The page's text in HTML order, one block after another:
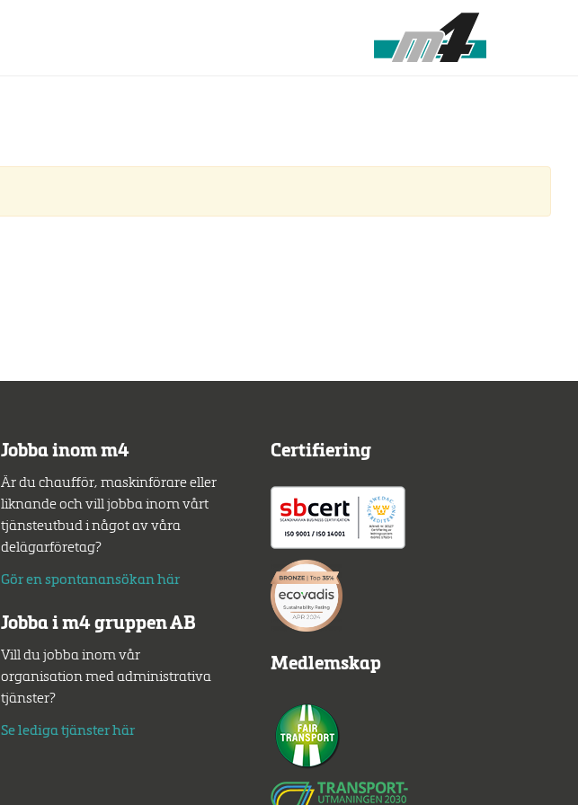
Jobba inom m4
Är du chaufför, maskinförare eller
liknande och vill jobba inom vårt
tjänsteutbud i något av våra
delägarföretag?
Gör en spontanansökan här
Jobba i m4 gruppen AB
Vill du jobba inom vår
organisation med administrativa
tjänster?
Se lediga tjänster här
Certifiering
Medlemskap